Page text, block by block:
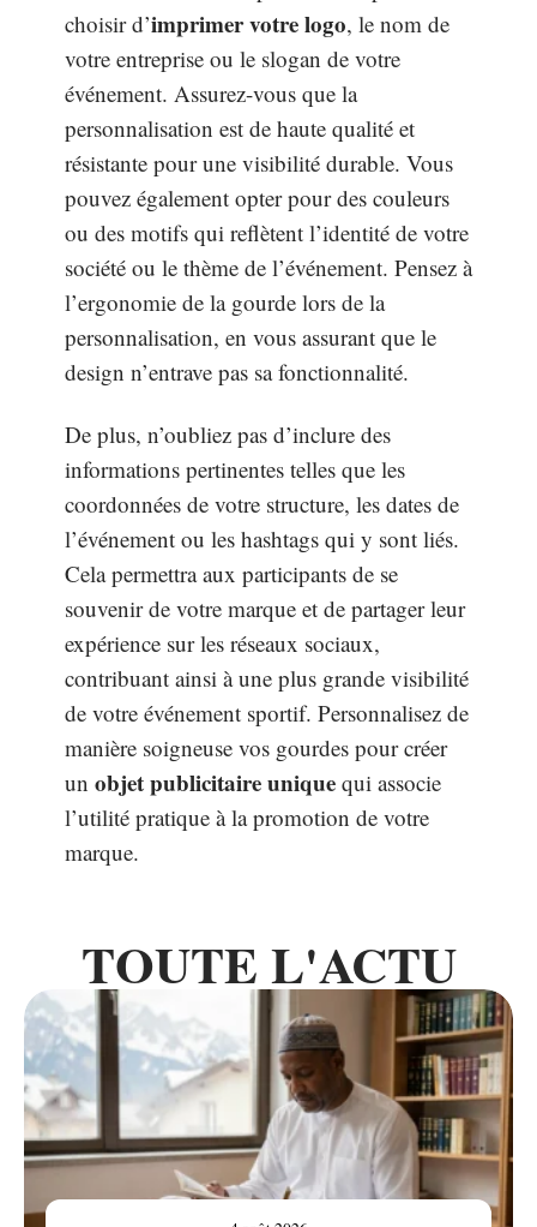
choisir d’imprimer votre logo, le nom de
votre entreprise ou le slogan de votre
événement. Assurez-vous que la
personnalisation est de haute qualité et
résistante pour une visibilité durable. Vous
pouvez également opter pour des couleurs
ou des motifs qui reflètent l’identité de votre
société ou le thème de l’événement. Pensez à
l’ergonomie de la gourde lors de la
personnalisation, en vous assurant que le
design n’entrave pas sa fonctionnalité.
De plus, n’oubliez pas d’inclure des
informations pertinentes telles que les
coordonnées de votre structure, les dates de
l’événement ou les hashtags qui y sont liés.
Cela permettra aux participants de se
souvenir de votre marque et de partager leur
expérience sur les réseaux sociaux,
contribuant ainsi à une plus grande visibilité
de votre événement sportif. Personnalisez de
manière soigneuse vos gourdes pour créer
un objet publicitaire unique qui associe
l’utilité pratique à la promotion de votre
marque.
TOUTE L'ACTU